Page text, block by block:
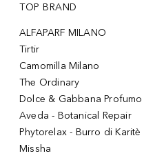
TOP BRAND
ALFAPARF MILANO
Tirtir
Camomilla Milano
The Ordinary
Dolce & Gabbana Profumo
Aveda - Botanical Repair
Phytorelax - Burro di Karitè
Missha